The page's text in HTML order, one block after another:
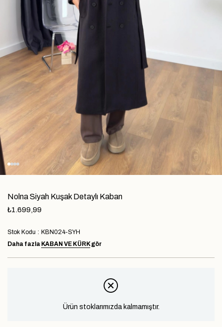
Nolna Siyah Kuşak Detaylı Kaban
₺1.699,99
Stok Kodu
KBN024-SYH
Daha fazla KABAN VE KÜRKgör
Ürün stoklarımızda kalmamıştır.